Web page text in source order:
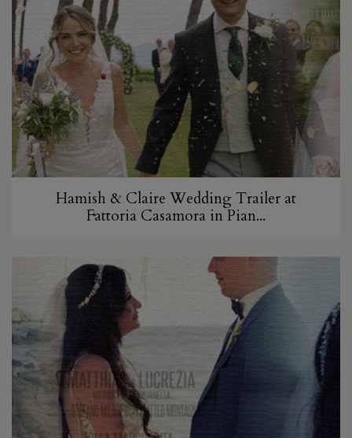
Hamish & Claire Wedding Trailer at
Fattoria Casamora in Pian...